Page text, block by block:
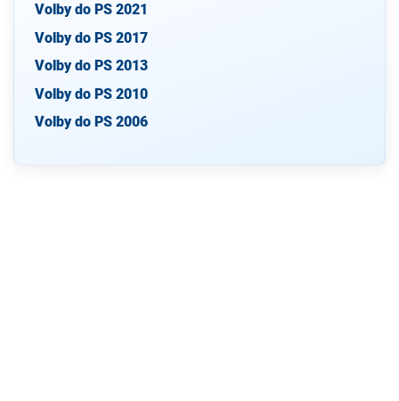
Volby do PS 2021
Volby do PS 2017
Volby do PS 2013
Volby do PS 2010
Volby do PS 2006